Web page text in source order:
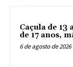
Caçula de
de 17 anos,
6 de agosto de 2026